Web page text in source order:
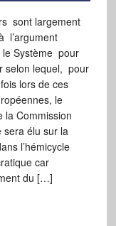
sont largement
l’argument
le Système pour
selon lequel, pour
lors de ces
le
la Commission
sera élu sur la
l’hémicycle
car
du […]